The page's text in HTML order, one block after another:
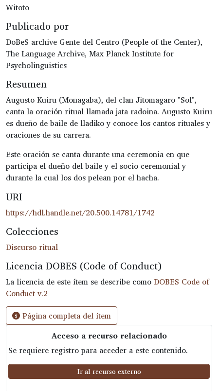
Witoto
Publicado por
DoBeS archive Gente del Centro (People of the Center),
The Language Archive, Max Planck Institute for
Psycholinguistics
Resumen
Augusto Kuiru (Monagaba), del clan Jitomagaro "Sol",
canta la oración ritual llamada jata radoina. Augusto Kuiru
es dueño de baile de lladiko y conoce los cantos rituales y
oraciones de su carrera.
Este oración se canta durante una ceremonia en que
participa el dueño del baile y el socio ceremonial y
durante la cual los dos pelean por el hacha.
URI
https://hdl.handle.net/20.500.14781/1742
Colecciones
Discurso ritual
Licencia DOBES (Code of Conduct)
La licencia de este ítem se describe comoDOBES Code of
Conduct v.2
Página completa del ítem
Acceso a recurso relacionado
Se requiere registro para acceder a este contenido.
Ir al recurso externo